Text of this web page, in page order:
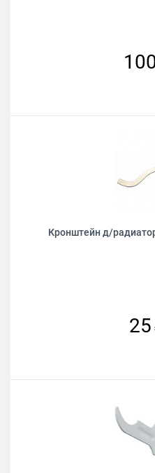
Кронштейн д/
25